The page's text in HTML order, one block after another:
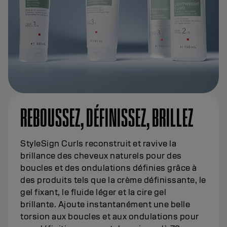
REBOUSSEZ, DÉFINISSEZ, BRILLEZ
StyleSign Curls reconstruit et ravive la
brillance des cheveux naturels pour des
boucles et des ondulations définies grâce à
des produits tels que la crème définissante, le
gel fixant, le fluide léger et la cire gel
brillante. Ajoute instantanément une belle
torsion aux boucles et aux ondulations pour